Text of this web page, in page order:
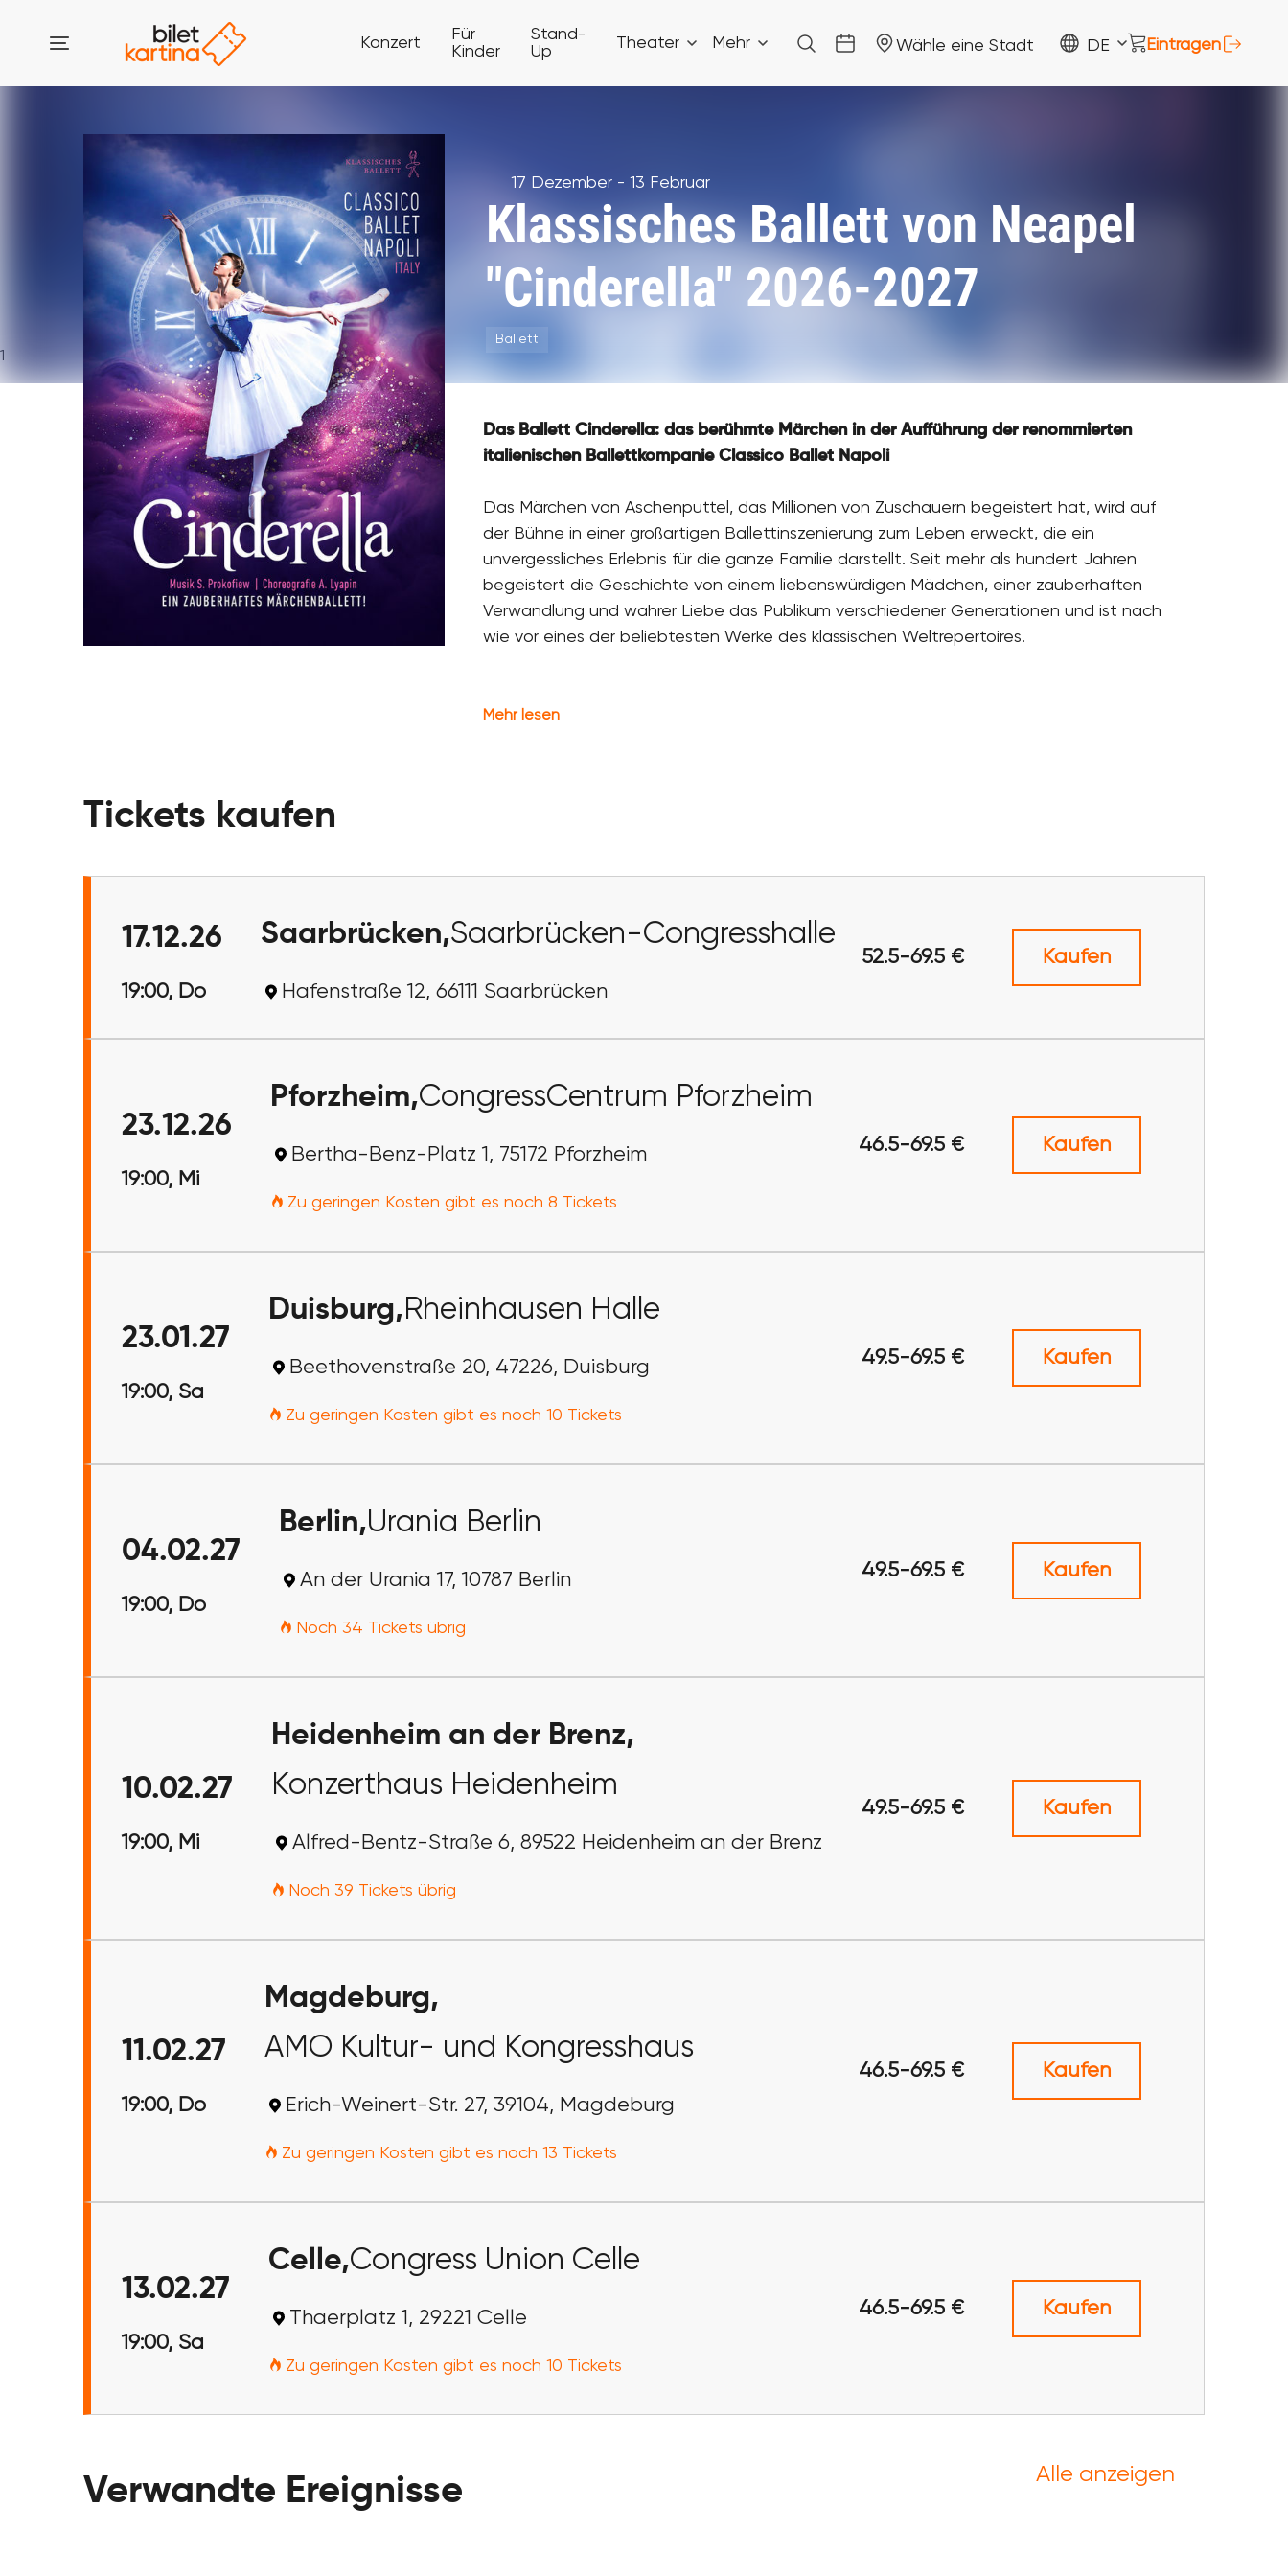
Konzert
Für
Kinder
Stand-
Up
Theater Mehr Wähle eine Stadt DE Eintragen
1
17 Dezember - 13 Februar
Klassisches Ballett von Neapel
"Cinderella" 2026-2027
Ballett
Das Ballett Cinderella: das berühmte Märchen in der Aufführung der renommierten
italienischen Ballettkompanie Classico Ballet Napoli
Das Märchen von Aschenputtel, das Millionen von Zuschauern begeistert hat, wird auf
der Bühne in einer großartigen Ballettinszenierung zum Leben erweckt, die ein
unvergessliches Erlebnis für die ganze Familie darstellt. Seit mehr als hundert Jahren
begeistert die Geschichte von einem liebenswürdigen Mädchen, einer zauberhaften
Verwandlung und wahrer Liebe das Publikum verschiedener Generationen und ist nach
wie vor eines der beliebtesten Werke des klassischen Weltrepertoires.
Mehr lesen
Tickets kaufen
17.12.26
19:00, Do
Saarbrücken,Saarbrücken-Congresshalle
Hafenstraße 12, 66111 Saarbrücken
52.5-69.5 € Kaufen
23.12.26
19:00, Mi
Pforzheim,CongressCentrum Pforzheim
Bertha-Benz-Platz 1, 75172 Pforzheim
Zu geringen Kosten gibt es noch 8 Tickets
46.5-69.5 € Kaufen
23.01.27
19:00, Sa
Duisburg,Rheinhausen Halle
Beethovenstraße 20, 47226, Duisburg
Zu geringen Kosten gibt es noch 10 Tickets
49.5-69.5 € Kaufen
04.02.27
19:00, Do
Berlin,Urania Berlin
An der Urania 17, 10787 Berlin
Noch 34 Tickets übrig
49.5-69.5 € Kaufen
10.02.27
19:00, Mi
Heidenheim an der Brenz,
Konzerthaus Heidenheim
Alfred-Bentz-Straße 6, 89522 Heidenheim an der Brenz
Noch 39 Tickets übrig
49.5-69.5 € Kaufen
11.02.27
19:00, Do
Magdeburg,
AMO Kultur- und Kongresshaus
Erich-Weinert-Str. 27, 39104, Magdeburg
Zu geringen Kosten gibt es noch 13 Tickets
46.5-69.5 € Kaufen
13.02.27
19:00, Sa
Celle,Congress Union Celle
Thaerplatz 1, 29221 Celle
Zu geringen Kosten gibt es noch 10 Tickets
46.5-69.5 € Kaufen
Verwandte Ereignisse Alle anzeigen